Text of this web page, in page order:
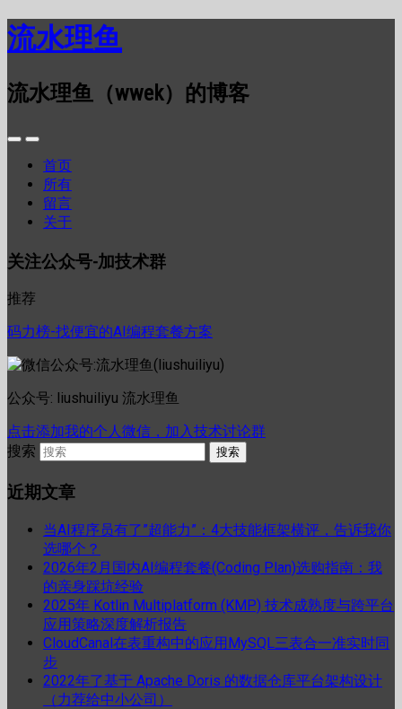
流水理鱼
流水理鱼（wwek）的博客
首页
所有
留言
关于
关注公众号-加技术群
推荐
码力榜-找便宜的AI编程套餐方案
公众号: liushuiliyu 流水理鱼
点击添加我的个人微信，加入技术讨论群
搜索
近期文章
当AI程序员有了”超能力”：4大技能框架横评，告诉我你
选哪个？
2026年2月国内AI编程套餐(Coding Plan)选购指南：我
的亲身踩坑经验
2025年 Kotlin Multiplatform (KMP) 技术成熟度与跨平台
应用策略深度解析报告
CloudCanal在表重构中的应用MySQL三表合一准实时同
步
2022年了基于 Apache Doris 的数据仓库平台架构设计
（力荐给中小公司）